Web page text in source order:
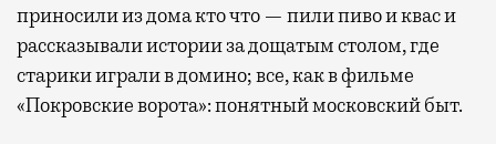
приносили из дома кто что — пили пиво и квас и
рассказывали истории за дощатым столом, где
старики играли в домино; все, как в фильме
«Покровские ворота»: понятный московский быт.